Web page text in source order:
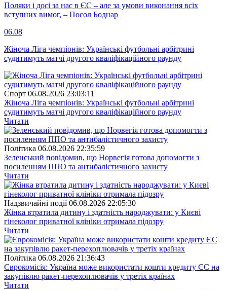
Поляки і досі за нас в ЄС – але за умови виконання всіх
вступних вимог, – Посол Боднар
06.08
Жіноча Ліга чемпіонів: Українські футбольні арбітрині
судитимуть матчі другого кваліфікаційного раунду
Спорт 06.08.2026 23:03:11
Жіноча Ліга чемпіонів: Українські футбольні арбітрині
судитимуть матчі другого кваліфікаційного раунду
Читати
Полiтика 06.08.2026 22:35:59
Зеленський повідомив, що Норвегія готова допомогти з
посиленням ППО та антибалістичного захисту
Читати
Надзвичайні події 06.08.2026 22:05:30
Жінка втратила дитину і здатність народжувати: у Києві
гінеколог приватної клініки отримала підозру
Читати
Полiтика 06.08.2026 21:36:43
Єврокомісія: Україна може використати кошти кредиту ЄС на
закупівлю ракет-перехоплювачів у третіх країнах
Читати